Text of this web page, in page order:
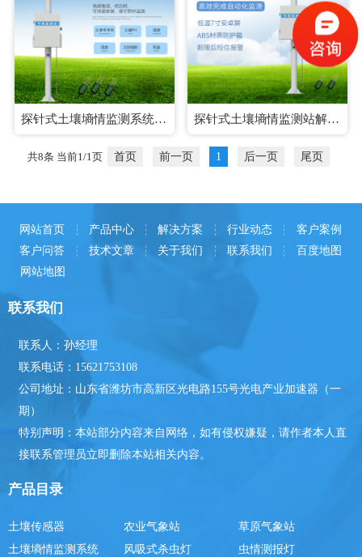
探针式土壤墒情监测系统方案 探针式土壤墒情监测站解决方案
共8条 当前1/1页 首页 前一页 1 后一页 尾页
网站首页 产品中心 解决方案 行业动态
客户案例
客户问答
技术文章 关于我们 联系我们
百度地图
网站地图
联系我们
联系人：孙经理
联系电话：15621753108
公司地址：山东省潍坊市高新区光电路155号光电产业加速器（一
期）
特别声明：本站部分内容来自网络，如有侵权嫌疑，请作者本人直
接联系管理员立即删除本站相关内容。
产品目录
土壤传感器 农业气象站
草原气象站
土壤墒情监测系统
风吸式杀虫灯
虫情测报灯